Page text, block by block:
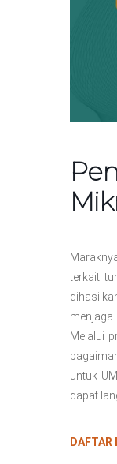
terkait
Melalui
untuk
dapat
DAFTAR